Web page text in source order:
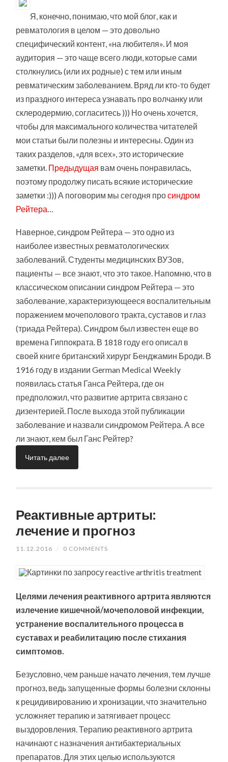
Я, конечно, понимаю, что мой блог, как и
ревматология в целом — это довольно
специфический контент, «на любителя». И моя
аудитория — это чаще всего люди, которые сами
столкнулись (или их родные) с тем или иным
ревматическим заболеванием. Вряд ли кто-то будет
из праздного интереса узнавать про волчанку или
склеродермию, согласитесь ))) Но очень хочется,
чтобы для максимального количества читателей
мои статьи были полезны и интересны. Один из
таких разделов, «для всех», это исторические
заметки. Предыдущая вам очень понравилась,
поэтому продолжу писать всякие исторические
заметки :))) А поговорим мы сегодня просиндром
Рейтера…
Наверное, синдром Рейтера — это одно из
наиболее известных ревматологических
заболеваний. Студенты медицинских ВУЗов,
пациенты — все знают, что это такое. Напомню, что в
классическом описании синдром Рейтера — это
заболевание, характеризующееся воспалительным
поражением мочеполового тракта, суставов и глаз
(триада Рейтера). Синдром был известен еще во
времена Гиппократа. В 1818 году его описал в
своей книге британский хирург Бенджамин Броди. В
1916 году в издании German Medical Weekly
появилась статья Ганса Рейтера, где он
предположил, что развитие артрита связано с
дизентерией. После выхода этой публикации
заболевание и назвали синдромом Рейтера. А все
ли знают, кем был Ганс Рейтер?
Читать далее
Реактивные артриты:
лечение и прогноз
11.12.2016 / 0 COMMENTS
Целями лечения реактивного артрита являются
излечение кишечной/мочеполовой инфекции,
устранение воспалительного процесса в
суставах и реабилитацию после стихания
симптомов.
Безусловно, чем раньше начато лечения, тем лучше
прогноз, ведь запущенные формы болезни склонны
к рецидивированию и хронизации, что значительно
усложняет терапию и затягивает процесс
выздоровления. Терапию реактивного артрита
начинают с назначения антибактериальных
препаратов. Для этих целью используются